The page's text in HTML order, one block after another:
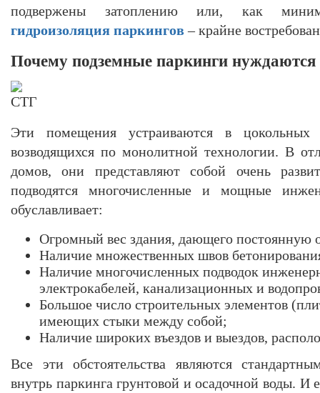
подвержены затоплению или, как
гидроизоляция паркингов– крайне
Почему подземные паркинги нуждаются
Эти помещения устраиваются в
возводящихся по монолитной технологии. В
домов, они представляют собой очень
подводятся многочисленные и мощные
обуславливает:
Огромный вес здания, дающего постоянную
Наличие множественных швов
Наличие многочисленных подводок
электрокабелей, канализационных и
Большое число строительных элементов
имеющих стыки между собой;
Наличие широких въездов и выездов,
Все эти обстоятельства являются
внутрь паркинга грунтовой и осадочной воды. И